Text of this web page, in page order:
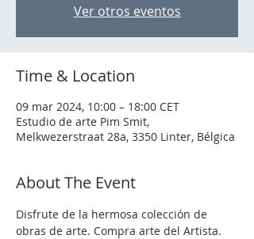
Ver otros eventos
Time & Location
09 mar 2024, 10:00 – 18:00 CET
Estudio de arte Pim Smit,
Melkwezerstraat 28a, 3350 Linter, Bélgica
About The Event
Disfrute de la hermosa colección de
obras de arte. Compra arte del Artista.